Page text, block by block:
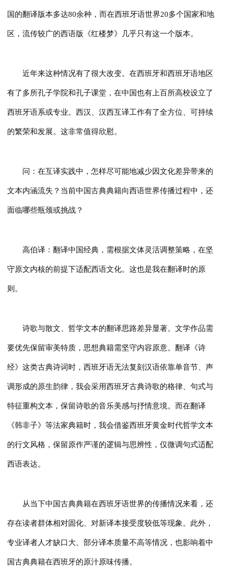
国的翻译版本多达80余种，而在西班牙语世界20多个国家和地
区，流传较广的西语版《红楼梦》几乎只有这一个版本。
近年来这种情况有了很大改变。在西班牙和西班牙语地区
有了多所孔子学院和孔子课堂，在中国也有上百所高校设立了
西班牙语系或专业。西汉、汉西互译工作有了全方位、可持续
的繁荣和发展。这非常值得欣慰。
问：在互译实践中，怎样尽可能地减少因文化差异带来的
文本内涵流失？当前中国古典典籍向西语世界传播过程中，还
面临哪些瓶颈或挑战？
高伯译：翻译中国经典，需根据文体灵活调整策略，在坚
守原文内核的前提下适配西语文化。这也是我在翻译时的原
则。
诗歌与散文、哲学文本的翻译思路差异显著。文学作品需
要优先保留审美特质，思想典籍需坚守内容原意。翻译《诗
经》这类古典诗词时，西班牙语无法复刻汉语依靠单音节、声
调形成的原生韵律，我会采用西班牙古典诗歌的格律、句式与
特征重构文本，保留诗歌的音乐美感与抒情意境。而在翻译
《韩非子》等法家典籍时，我会借鉴西班牙黄金时代哲学文本
的行文风格，保留原作严谨的逻辑与思辨性，仅微调句式适配
西语表达。
从当下中国古典典籍在西班牙语世界的传播情况来看，还
存在读者群体相对固化、对新译本接受度较低等现象。此外，
专业译者人才缺口大、部分译本质量不高等情况，也影响着中
国古典典籍在西班牙的原汁原味传播。